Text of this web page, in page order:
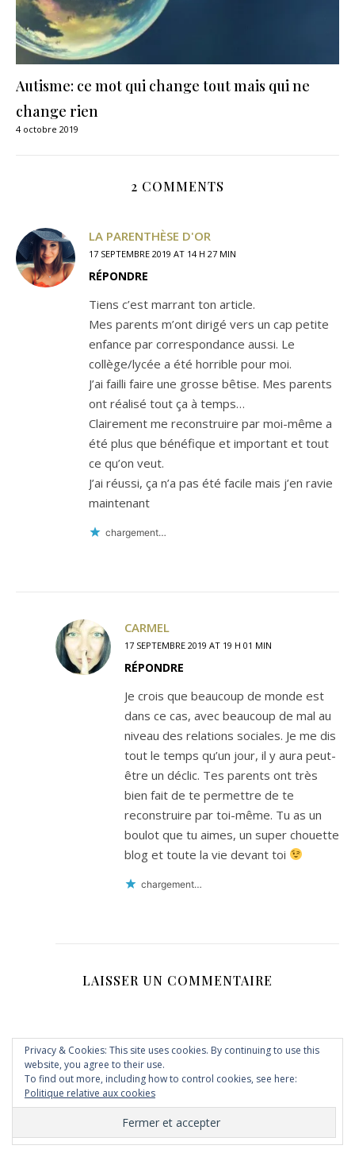
Autisme: ce mot qui change tout mais qui ne
change rien
4 octobre 2019
2 COMMENTS
LA PARENTHÈSE D'OR
17 SEPTEMBRE 2019 AT 14 H 27 MIN
RÉPONDRE
Tiens c’est marrant ton article.
Mes parents m’ont dirigé vers un cap petite
enfance par correspondance aussi. Le
collège/lycée a été horrible pour moi.
J’ai failli faire une grosse bêtise. Mes parents
ont réalisé tout ça à temps…
Clairement me reconstruire par moi-même a
été plus que bénéfique et important et tout
ce qu’on veut.
J’ai réussi, ça n’a pas été facile mais j’en ravie
maintenant
chargement…
CARMEL
17 SEPTEMBRE 2019 AT 19 H 01 MIN
RÉPONDRE
Je crois que beaucoup de monde est
dans ce cas, avec beaucoup de mal au
niveau des relations sociales. Je me dis
tout le temps qu’un jour, il y aura peut-
être un déclic. Tes parents ont très
bien fait de te permettre de te
reconstruire par toi-même. Tu as un
boulot que tu aimes, un super chouette
blog et toute la vie devant toi
chargement…
LAISSER UN COMMENTAIRE
Privacy & Cookies: This site uses cookies. By continuing to use this
website, you agree to their use.
To find out more, including how to control cookies, see here:
Politique relative aux cookies